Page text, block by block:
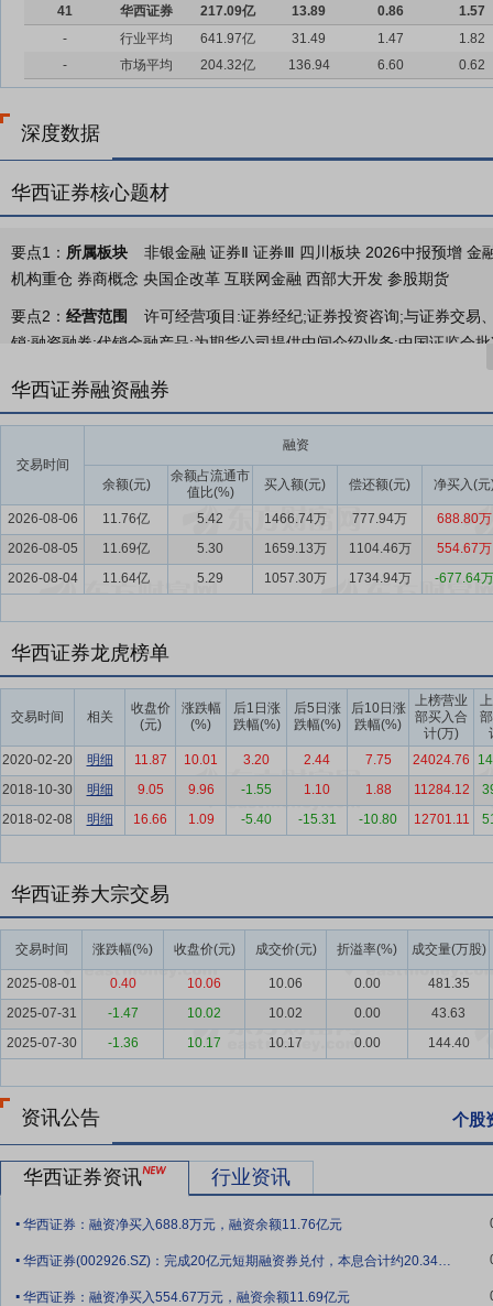
41
华西证券 217.09亿 13.89 0.86
1.57
-
行业平均 641.97亿 31.49 1.47
1.82
-
市场平均 204.32亿 136.94 6.60 0.62
深度数据
华西证券核心题材
要点1： 所属板块
非银金融 证券Ⅱ 证券Ⅲ 四川板块 2026中报预增 金
机构重仓 券商概念 央国企改革 互联网金融 西部大开发 参股期货
要点2： 经营范围
许可经营项目:证券经纪;证券投资咨询;与证券交易
销;融资融券;代销金融产品;为期货公司提供中间介绍业务;中国证监会
信用业务：主要为融资融券业务、股票质押式回
投资银行业务 投资银行业务：主要为向机构客户提供金融
要点6：资产管理业务 资产管理业务：主要为公司作为集合、单一
要点7：投资业务 投资业务：主要为公司从事权益类、固定收益类
要点8：证券行业
2025年，我国坚定不移贯彻新发展理念、推动高
步伐，重点领域风险化解取得积极进展。行业监管持续坚持稳中求进
量提升与投资者保护工作走深走实。证券行业功能定位进一步明晰，
呈现头部集聚化、中小特色化双重特征。头部券商通过并购重组加速
力上形成显著优势；中小券商聚焦区域特色、细分赛道、专属客群，
西部地区综合实力保持领先
近年来，公司持续推进经营转
务快速发展，并打造以客户为中心的全业务链综合服务体系。与此同
力、竞争能力以及品牌影响力是公司未来在西部地区乃至全国范围内
要点10： 极具发展潜力的区位优势 公司按照“立足四川、面向全国”
要点11：较强的经纪业务竞争实力
面对加速演进的行业变革及日趋
定不移地巩固并做大公司在营销、投顾、双融等传统交易业务领域的
拓展多元获客渠道，夯实客户基础、改善客户结构。二是证券投资顾
到“个性化价值服务”的转型，依托高质量增值服务满足客户多元化需
融资定价机制，持续挖掘融资融券业务潜力。四是基金投顾蓄势发力
衡增值与长期投资等场景需求。五是集约化试点取得突破，依托线上
客群运营规模、精度和效率的有效提升。
要点12：巩固创新的固定收益FICC业务
公司固定收益业务多年来始
以及市场运行特征的基础上，通过规范化运作、流程化管理以及科学
巩固核心竞争优势，加速推进FICC战略转型落地。在以“投资驱动、
化体系效能。三大业务板块在交易管理中台的统筹协调与支持下，战
要点13：稳定的经营能力
公司成立以来，坚持稳健发展经营理念，
机制，加强业务协同的有效性和针对性，提升资源配置效率。
要点14：良好的公司治理结构和专业高效的管理团队
公司控股股东
责任公司等持有公司5%以上股份的其他主要股东均为在其各自行业
华西证券融资融券
交易时间
融资
余额(元)
余额占流通市
值比(%)
买入额(元) 偿还额(元) 净买入(元
2026-08-06 11.76亿 5.42 1466.74万 777.94万
688.80万
2026-08-05
11.69亿 5.30 1659.13万 1104.46万
554.67万
2026-08-04
11.64亿 5.29 1057.30万 1734.94万 -677.64万
华西证券龙虎榜单
交易时间 相关
收盘价
(元)
涨跌幅
(%)
后1日涨
跌幅(%)
后5日涨
跌幅(%)
后10日涨
跌幅(%)
上榜营业
部买入合
计(万)
2020-02-20
明细 11.87 10.01 3.20 2.44 7.75 24024.76
2018-10-30
明细 9.05 9.96 -1.55 1.10 1.88 11284.12
2018-02-08
明细 16.66 1.09 -5.40 -15.31 -10.80 12701.11
华西证券大宗交易
交易时间 涨跌幅(%) 收盘价(元) 成交价(元) 折溢率(%) 成交量(万股)
2025-08-01 0.40 10.06 10.06 0.00
481.35
2025-07-31
-1.47 10.02 10.02 0.00
43.63
2025-07-30
-1.36 10.17 10.17 0.00 144.40
资讯公告 个股
华西证券资讯 行业资讯
. 华西证券：融资净买入688.8万元，融资余额11.76亿元
. 华西证券(002926.SZ)：完成20亿元短期融资券兑付，本息合计约20.34亿元
. 华西证券：融资净买入554.67万元，融资余额11.69亿元